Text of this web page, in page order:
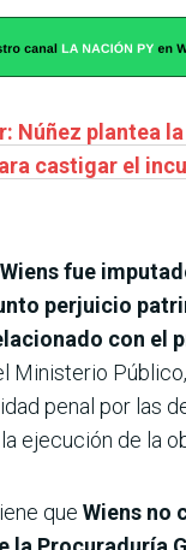
Núñez plantea la
castigar el
Wiens fue
perjui­cio
con el
Ministerio
penal por las
ejecu­ción de la
que Wiens no